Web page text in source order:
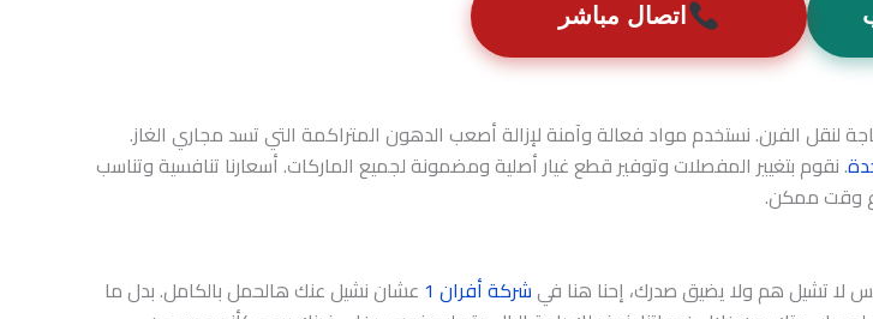
اتصال مباشر
لنقل الفرن. نستخدم مواد فعالة وآمنة لإزالة أصعب الدهون المتراكمة التي تسد مجاري الغاز.
. نقوم بتغيير المفصلات وتوفير قطع غيار أصلية ومضمونة لجميع الماركات. أسعارنا تنافسية وتناسب
وقت ممكن.
لا تشيل هم ولا يضيق صدرك، إحنا هنا فيشركة أفران 1 عشان نشيل عنك هالحمل بالكامل. بدل ما